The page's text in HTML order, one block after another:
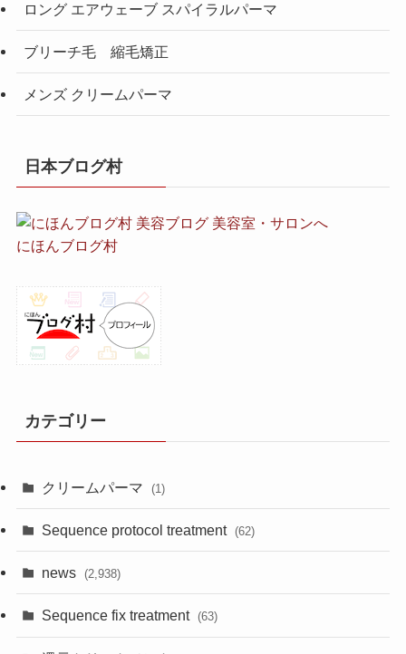
ロング エアウェーブ スパイラルパーマ
ブリーチ毛 縮毛矯正
メンズ クリームパーマ
日本ブログ村
にほんブログ村
カテゴリー
クリームパーマ (1)
Sequence protocol treatment (62)
news (2,938)
Sequence fix treatment (63)